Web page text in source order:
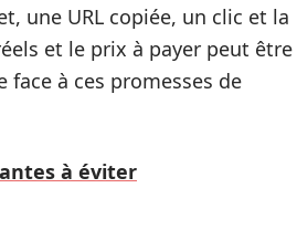
une URL copiée, un clic et la
et le prix à payer peut être
à ces promesses de
à éviter